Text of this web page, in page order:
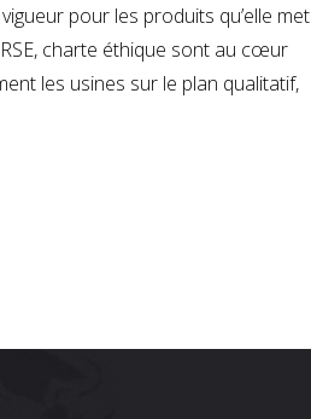
pour les produits qu’elle met
charte éthique sont au cœur
les usines sur le plan qualitatif,